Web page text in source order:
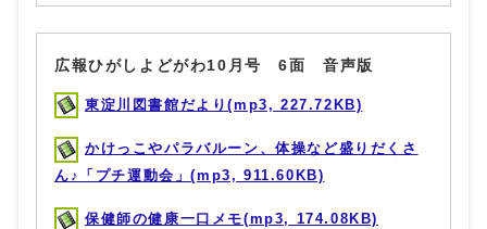
広報ひがしよどがわ10月号 6面 音声版
東淀川図書館だより(mp3, 227.72KB)
かけっこやパラバルーン、体操など盛りだくさ
ん♪「プチ運動会」(mp3, 911.60KB)
保健師の健康一口メモ(mp3, 174.08KB)